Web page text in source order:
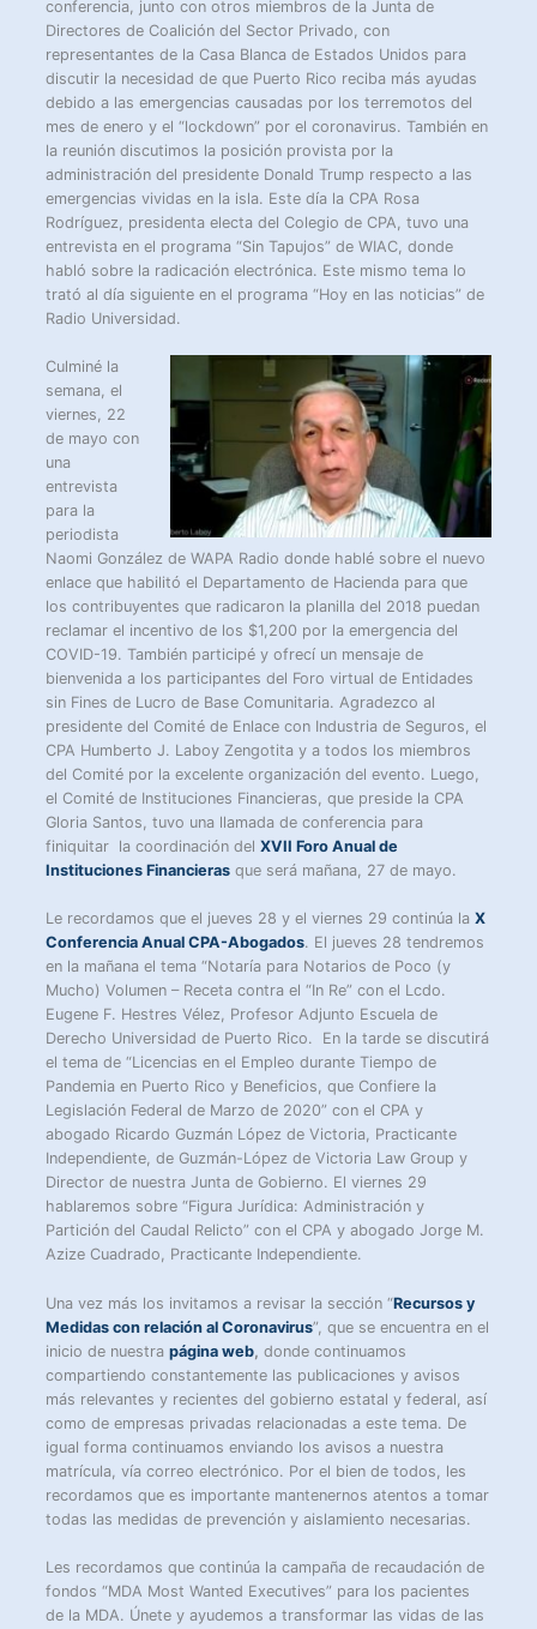
conferencia, junto con otros miembros de la Junta de
Directores de Coalición del Sector Privado, con
representantes de la Casa Blanca de Estados Unidos para
discutir la necesidad de que Puerto Rico reciba más ayudas
debido a las emergencias causadas por los terremotos del
mes de enero y el “lockdown” por el coronavirus. También en
la reunión discutimos la posición provista por la
administración del presidente Donald Trump respecto a las
emergencias vividas en la isla. Este día la CPA Rosa
Rodríguez, presidenta electa del Colegio de CPA, tuvo una
entrevista en el programa “Sin Tapujos” de WIAC, donde
habló sobre la radicación electrónica. Este mismo tema lo
trató al día siguiente en el programa “Hoy en las noticias” de
Radio Universidad.
Culminé la
semana, el
viernes, 22
de mayo con
una
entrevista
para la
periodista
Naomi González de WAPA Radio donde hablé sobre el nuevo
enlace que habilitó el Departamento de Hacienda para que
los contribuyentes que radicaron la planilla del 2018 puedan
reclamar el incentivo de los $1,200 por la emergencia del
COVID-19. También participé y ofrecí un mensaje de
bienvenida a los participantes del Foro virtual de Entidades
sin Fines de Lucro de Base Comunitaria. Agradezco al
presidente del Comité de Enlace con Industria de Seguros, el
CPA Humberto J. Laboy Zengotita y a todos los miembros
del Comité por la excelente organización del evento. Luego,
el Comité de Instituciones Financieras, que preside la CPA
Gloria Santos, tuvo una llamada de conferencia para
finiquitar la coordinación delXVII Foro Anual de
Instituciones Financieras que será mañana, 27 de mayo.
Le recordamos que el jueves 28 y el viernes 29 continúa laX
Conferencia Anual CPA-Abogados. El jueves 28 tendremos
en la mañana el tema “Notaría para Notarios de Poco (y
Mucho) Volumen – Receta contra el “In Re” con el Lcdo.
Eugene F. Hestres Vélez, Profesor Adjunto Escuela de
Derecho Universidad de Puerto Rico. En la tarde se discutirá
el tema de “Licencias en el Empleo durante Tiempo de
Pandemia en Puerto Rico y Beneficios, que Confiere la
Legislación Federal de Marzo de 2020” con el CPA y
abogado Ricardo Guzmán López de Victoria, Practicante
Independiente, de Guzmán-López de Victoria Law Group y
Director de nuestra Junta de Gobierno. El viernes 29
hablaremos sobre “Figura Jurídica: Administración y
Partición del Caudal Relicto” con el CPA y abogado Jorge M.
Azize Cuadrado, Practicante Independiente.
Una vez más los invitamos a revisar la sección “Recursos y
Medidas con relación al Coronavirus”, que se encuentra en el
inicio de nuestrapágina web, donde continuamos
compartiendo constantemente las publicaciones y avisos
más relevantes y recientes del gobierno estatal y federal, así
como de empresas privadas relacionadas a este tema. De
igual forma continuamos enviando los avisos a nuestra
matrícula, vía correo electrónico. Por el bien de todos, les
recordamos que es importante mantenernos atentos a tomar
todas las medidas de prevención y aislamiento necesarias.
Les recordamos que continúa la campaña de recaudación de
fondos “MDA Most Wanted Executives” para los pacientes
de la MDA. Únete y ayudemos a transformar las vidas de las